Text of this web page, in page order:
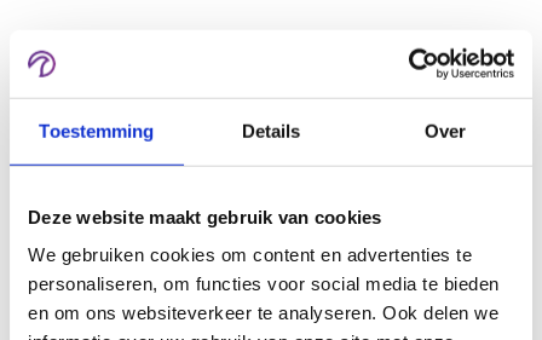
Toestemming Details Over
Deze website maakt gebruik van cookies
We gebruiken cookies om content en advertenties te
personaliseren, om functies voor social media te bieden
en om ons websiteverkeer te analyseren. Ook delen we